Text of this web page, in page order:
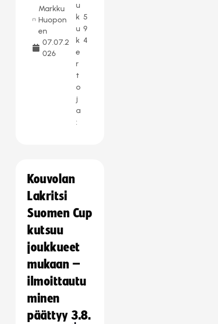
Markku
Huopon
en
07.07.2
026
u
k
u
k
e
r
t
o
j
a
:
5
9
4
Kouvolan
Lakritsi
Suomen Cup
kutsuu
joukkueet
mukaan –
ilmoittautu
minen
päättyy 3.8.